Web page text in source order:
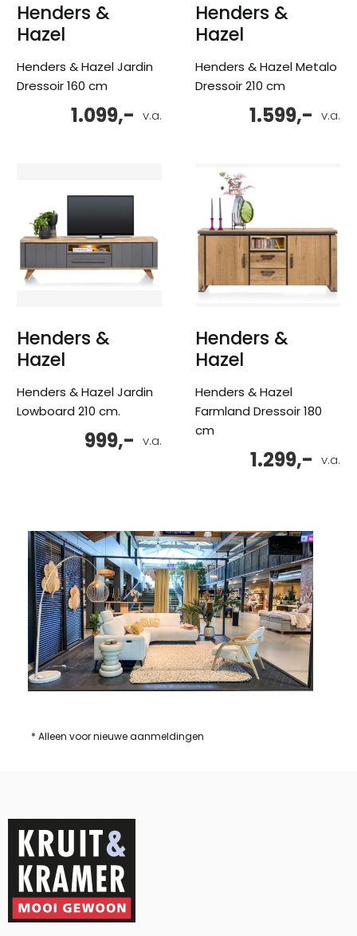
Henders &
Hazel
Henders & Hazel Jardin
Dressoir 160 cm
v.a.
1.099,-
Henders &
Hazel
Henders & Hazel Metalo
Dressoir 210 cm
v.a.
1.599,-
Henders &
Hazel
Henders & Hazel Jardin
Lowboard 210 cm.
v.a.
999,-
Henders &
Hazel
Henders & Hazel
Farmland Dressoir 180
cm
v.a.
1.299,-
* Alleen voor nieuwe aanmeldingen